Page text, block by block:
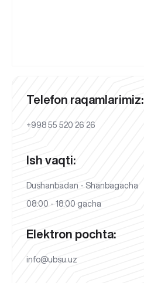
Telefon raqamlarimiz:
+998 55 520 26 26
Ish vaqti:
Dushanbadan - Shanbagacha
08:00 - 18:00 gacha
Elektron pochta:
info@ubsu.uz